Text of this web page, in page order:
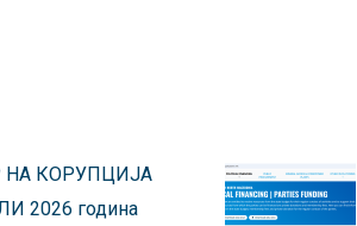
НА КОРУПЦИЈА
2026 година